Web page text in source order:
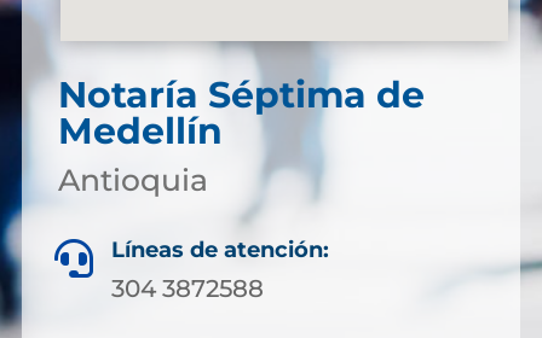
Notaría Séptima de
Medellín
Antioquia
 Líneas de atención:
304 3872588